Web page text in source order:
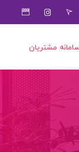
مشتریان